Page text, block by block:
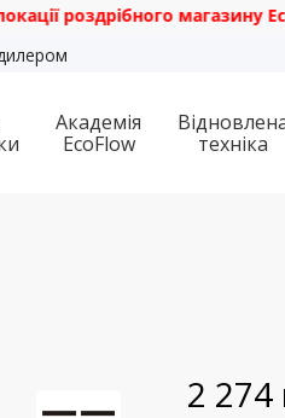
магазину
Академія
EcoFlow
техніка
2 274